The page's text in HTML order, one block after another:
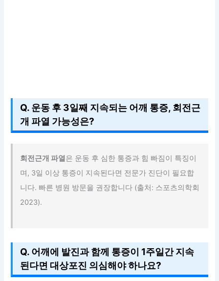
Q. 운동 후 3일째 지속되는 어깨 통증, 회전근
개 파열 가능성은?
회전근개 파열 은 운동 후 심한 통증과 힘 빠짐이 특징이
며, 3일 이상 통증이 지속된다면 전문가 진단이 필요합
니다. 빠른 병원 방문을 권장합니다 (출처: 스포츠의학회
2023).
Q. 어깨에 발진과 함께 통증이 1주일간 지속
된다면 대상포진 의심해야 하나요?